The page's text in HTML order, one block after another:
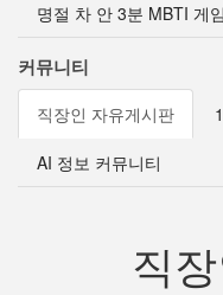
명절 차 안 3분 MBTI 게임
커뮤니티
직장인 자유게시판
AI 정보 커뮤니티
직